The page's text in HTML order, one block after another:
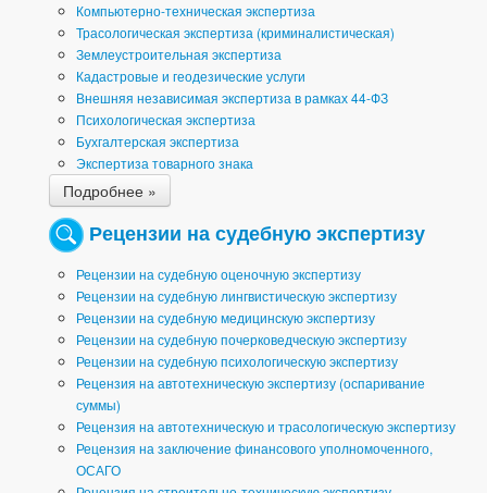
Компьютерно-техническая экспертиза
Трасологическая экспертиза (криминалистическая)
Землеустроительная экспертиза
Кадастровые и геодезические услуги
Внешняя независимая экспертиза в рамках 44-ФЗ
Психологическая экспертиза
Бухгалтерская экспертиза
Экспертиза товарного знака
Подробнее »
Рецензии на судебную экспертизу
Рецензии на судебную оценочную экспертизу
Рецензии на судебную лингвистическую экспертизу
Рецензии на судебную медицинскую экспертизу
Рецензии на судебную почерковедческую экспертизу
Рецензии на судебную психологическую экспертизу
Рецензия на автотехническую экспертизу (оспаривание
суммы)
Рецензия на автотехническую и трасологическую экспертизу
Рецензия на заключение финансового уполномоченного,
ОСАГО